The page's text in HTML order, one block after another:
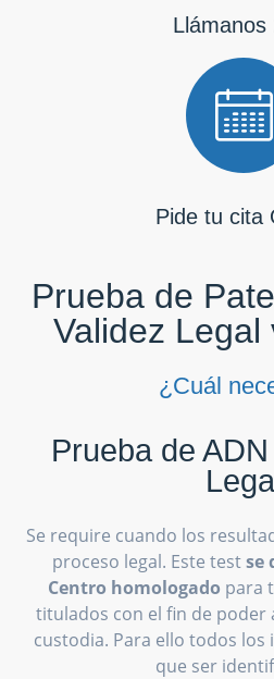
Llámanos
Pide tu cita
Prueba de
Validez Legal
¿Cuál
Prueba de
Se require cuando los
proceso legal. Este testse
Centro homologado para
titulados con el fin de poder
custodia. Para ello todos
que ser